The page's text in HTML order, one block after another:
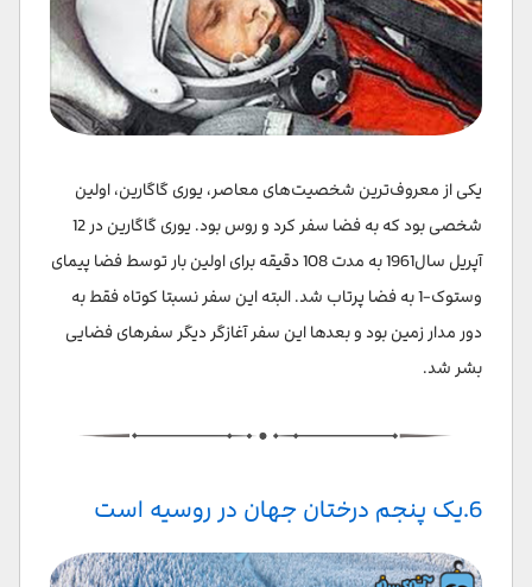
یکی از معروف‌ترین شخصیت‌های معاصر، یوری گاگارین، اولین
شخصی بود که به فضا سفر کرد و روس بود. یوری گاگارین در 12
آپریل سال1961 به مدت 108 دقیقه برای اولین بار توسط فضا پیمای
وستوک-1 به فضا پرتاب شد. البته این سفر نسبتا کوتاه فقط به
دور مدار زمین بود و بعدها این سفر آغازگر دیگر سفرهای فضایی
بشر شد.
6.یک پنجم درختان جهان در روسیه است